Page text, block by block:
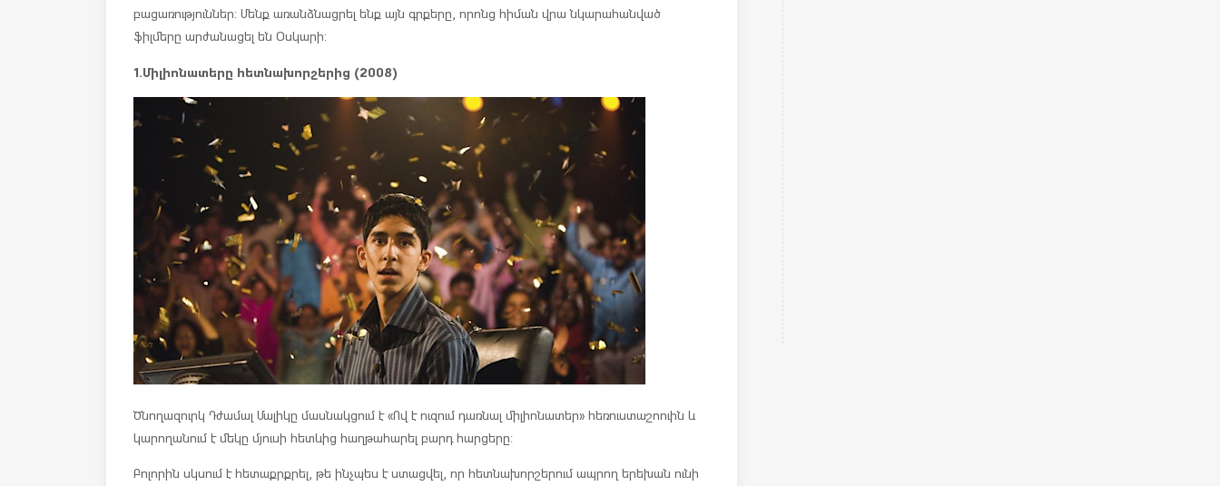
բացառություններ: Մենք առանձնացրել ենք այն գրքերը, որոնց հիման վրա նկարահանված
ֆիլմերը արժանացել են Օսկարի:
1.Միլիոնատերը հետնախորշերից (2008)
Ծնողազուրկ Դժամալ Մալիկը մասնակցում է «Ով է ուզում դառնալ միլիոնատեր» հեռուստաշոուին և
կարողանում է մեկը մյուսի հետևից հաղթահարել բարդ հարցերը:
Բոլորին սկսում է հետաքրքրել, թե ինչպես է ստացվել, որ հետնախորշերում ապրող երեխան ունի